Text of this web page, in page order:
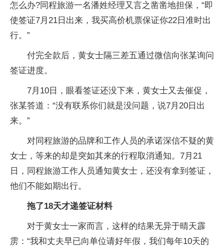
怎么办?同程旅游一名潘姓经理又言之凿凿地担保，“即
使签证7月21日出来，我买高价机票保证你22日准时出
行。”
付完全款后，黄女士隔三差五通过微信向张某询问
签证进度。
7月10日，眼看签证还没下来，黄女士又去催促，
张某答道：“没有联系你们就是没问题，说7月20日出
来。”
对同程旅游的品牌和工作人员的承诺深信不疑的黄
女士，等来的却是突如其来的行程取消通知。7月21
日，同程旅游工作人员通知黄女士，还没有拿到签证，
他们不能如期出行。
拖了18天才递签证材料
对于黄女士一家而言，这样的结果无异于晴天霹
雳：“我和丈夫早已向单位请好年假，我们每年10天的